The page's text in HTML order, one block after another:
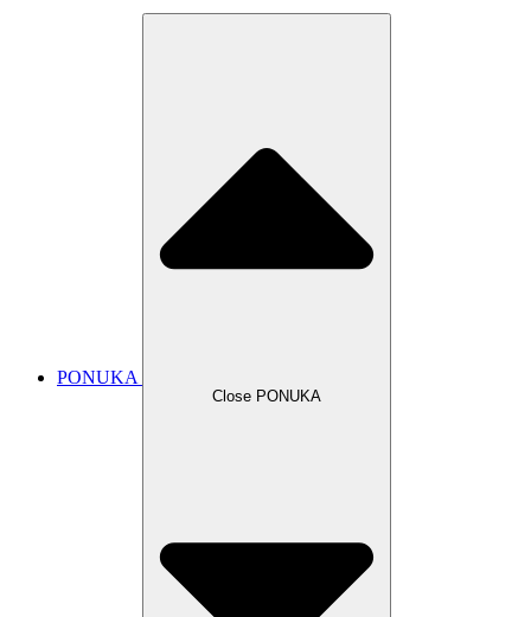
PONUKA
Close PONUKA